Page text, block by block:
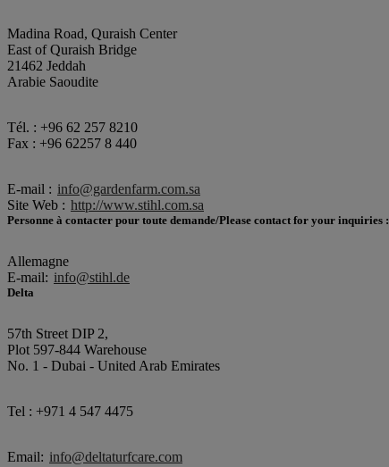
Madina Road, Quraish Center
East of Quraish Bridge
21462 Jeddah
Arabie Saoudite
Tél. : +96 62 257 8210
Fax : +96 62257 8 440
E-mail : info@gardenfarm.com.sa
Site Web : http://www.stihl.com.sa
Personne à contacter pour toute demande/Please contact for your inquiries :
Allemagne
E-mail: info@stihl.de
Delta
57th Street DIP 2,
Plot 597-844 Warehouse
No. 1 - Dubai - United Arab Emirates
Tel : +971 4 547 4475
Email: info@deltaturfcare.com